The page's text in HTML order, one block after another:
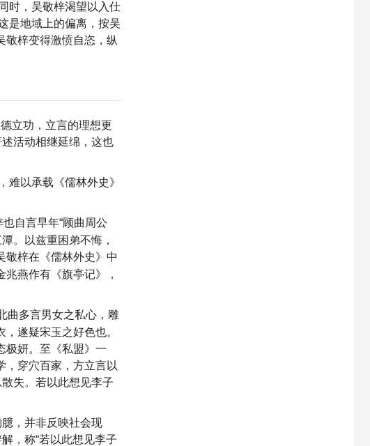
时，吴敬梓渴望以入仕
是地域上的偏离，按吴
敬梓变得激愤自恣，纵
立功，立言的理想更
活动相继延绵，这也
难以承载《儒林外史》
也自言早年“顾曲周公
。以兹重困弟不悔，
敬梓在《儒林外史》中
燕作有《旗亭记》，
曲多言男女之私心，雕
遂疑宋玉之好色也。
极妍。至《私盟》一
，穿穴百家，方立言以
失。若以此想见李子
，并非反映社会现
，称“若以此想见李子